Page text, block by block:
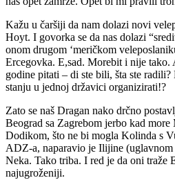
Kažu u čaršiji da nam dolazi novi
Hoyt. I govorka se da nas dolazi
onom drugom ‘meričkom
Ercegovka. E,sad. Morebit i nije
godine pitati – di ste bili, šta ste
stanju u jednoj državici organizirati!?
Zato se naš Dragan nako drčno
Beograd sa Zagrebom jerbo kad
Dodikom, što ne bi mogla Kolinda s
ADZ-a, naparavio je Ilijine
Neka. Tako triba. I red je da oni traže
najugroženiji.